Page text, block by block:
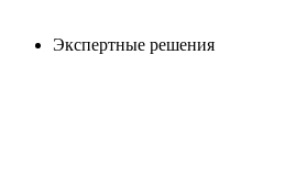
Экспертные решения